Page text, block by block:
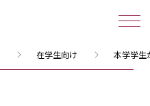
在学生向け 本学学生